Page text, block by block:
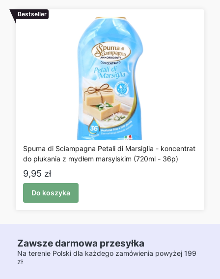
Bestseller
Spuma di Sciampagna Petali di Marsiglia - koncentrat
do płukania z mydłem marsylskim (720ml - 36p)
Cena
9,95 zł
Do koszyka
Zawsze darmowa przesyłka
Na terenie Polski dla każdego zamówienia powyżej 199
zł